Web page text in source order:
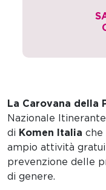
La Carovana della
Nazionale
di Komen Italia che
ampio attività
prevenzione delle
di genere.